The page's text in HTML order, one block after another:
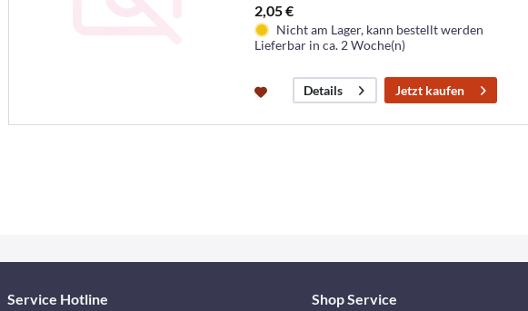
2,05 €
Nicht am Lager, kann bestellt werden
Lieferbar in ca. 2 Woche(n)
Details Jetzt kaufen
Service Hotline Shop Service